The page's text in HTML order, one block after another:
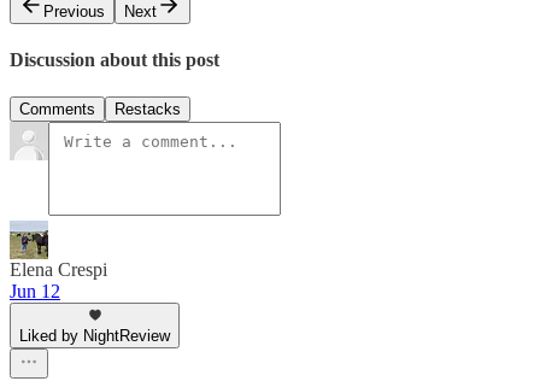
Previous
Next
Discussion about this post
Comments Restacks
Elena Crespi
Jun 12
Liked by NightReview